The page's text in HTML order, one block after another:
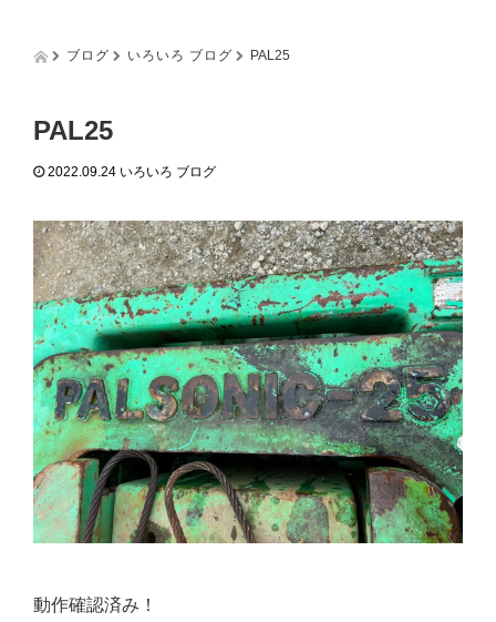
t
i
o
n
ブログ いろいろ ブログ PAL25
PAL25
2022.09.24 いろいろ ブログ
動作確認済み！